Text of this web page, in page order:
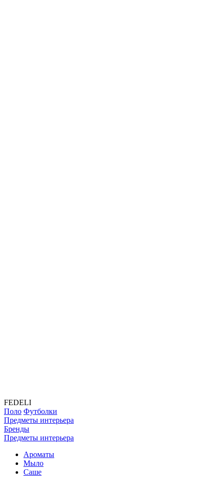
FEDELI
Поло Футболки
Предметы интерьера
Бренды
Предметы интерьера
Ароматы
Мыло
Саше